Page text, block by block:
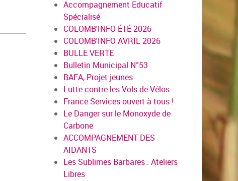
Accompagnement Educatif
Spécialisé
COLOMB'INFO ÉTÉ 2026
COLOMB'INFO AVRIL 2026
BULLE VERTE
Bulletin Municipal N°53
BAFA, Projet jeunes
Lutte contre les Vols de Vélos
France Services ouvert à tous !
Le Danger sur le Monoxyde de
Carbone
ACCOMPAGNEMENT DES
AIDANTS
Les Sublimes Barbares : Ateliers
Libres